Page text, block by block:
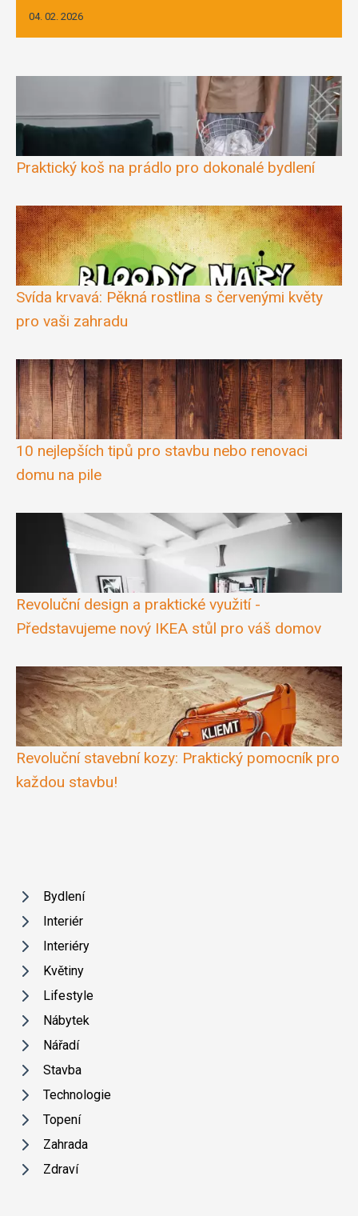
04. 02. 2026
Praktický koš na prádlo pro dokonalé bydlení
Svída krvavá: Pěkná rostlina s červenými květy
pro vaši zahradu
10 nejlepších tipů pro stavbu nebo renovaci
domu na pile
Revoluční design a praktické využití -
Představujeme nový IKEA stůl pro váš domov
Revoluční stavební kozy: Praktický pomocník pro
každou stavbu!
Bydlení
Interiér
Interiéry
Květiny
Lifestyle
Nábytek
Nářadí
Stavba
Technologie
Topení
Zahrada
Zdraví